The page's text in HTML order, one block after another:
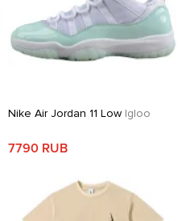
Nike Air Jordan 11 Low Igloo
7790 RUB